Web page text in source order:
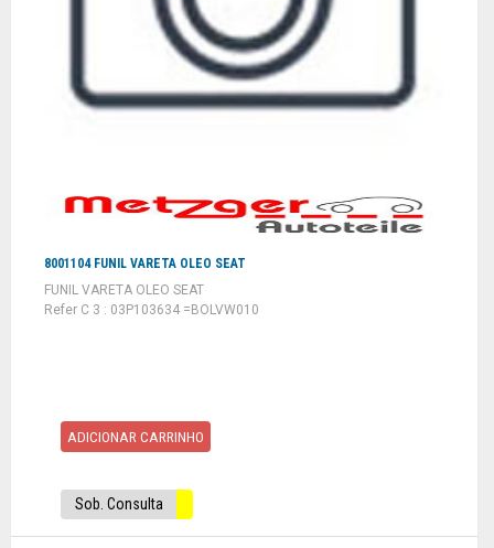
8001104 FUNIL VARETA OLEO SEAT
FUNIL VARETA OLEO SEAT
Refer C 3 : 03P103634 =BOLVW010
ADICIONAR CARRINHO
Sob. Consulta